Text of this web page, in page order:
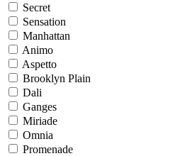
Secret
Sensation
Manhattan
Animo
Aspetto
Brooklyn Plain
Dali
Ganges
Miriade
Omnia
Promenade